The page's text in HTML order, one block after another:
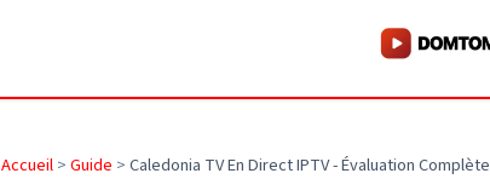
Accueil>Guide >Caledonia TV En Direct IPTV - Évaluation Complète